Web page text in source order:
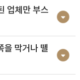
업체만 부스
을 막거나 뗄